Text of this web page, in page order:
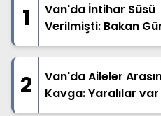
1
Van'da İntihar Süsü
Verilmişti: Bakan
Korkunç Gerçeği
2
Van'da Aileler
Kavga: Yaralılar var